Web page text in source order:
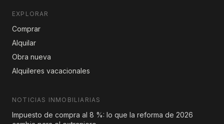
EXPLORAR
Comprar
Alquilar
Obra nueva
Alquileres vacacionales
NOTICIAS INMOBILIARIAS
Impuesto de compra al 8 %: lo que la reforma de 2026